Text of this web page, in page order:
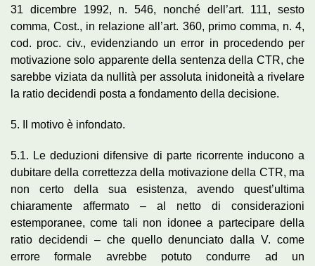
31 dicembre 1992, n. 546, nonché dell’art. 111, sesto
comma, Cost., in relazione all’art. 360, primo comma, n. 4,
cod. proc. civ., evidenziando un error in procedendo per
motivazione solo apparente della sentenza della CTR, che
sarebbe viziata da nullità per assoluta inidoneità a rivelare
la ratio decidendi posta a fondamento della decisione.
5. Il motivo è infondato.
5.1. Le deduzioni difensive di parte ricorrente inducono a
dubitare della correttezza della motivazione della CTR, ma
non certo della sua esistenza, avendo quest’ultima
chiaramente affermato – al netto di considerazioni
estemporanee, come tali non idonee a partecipare della
ratio decidendi – che quello denunciato dalla V. come
errore formale avrebbe potuto condurre ad un